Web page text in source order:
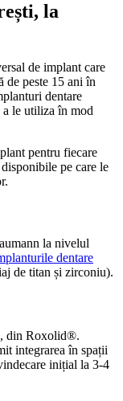
la
de implant care
de peste 15 ani în
dentare
a le utiliza în mod
pentru fiecare
pe care le
la nivelul
dentare
de titan și zirconiu).
din Roxolid®.
integrarea în spații
inițial la 3-4